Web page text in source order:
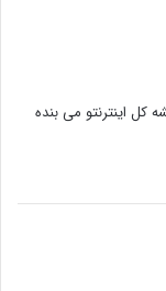
کل اینترنتو می بنده